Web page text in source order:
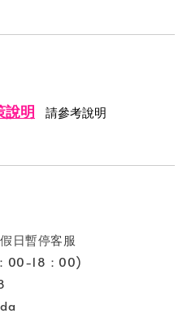
說明 請參考說明
日暫停客服
18：00)